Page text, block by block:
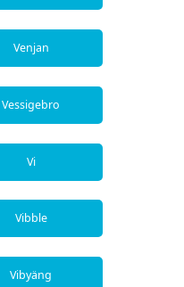
Venjan
Vessigebro
Vi
Vibble
Vibyäng